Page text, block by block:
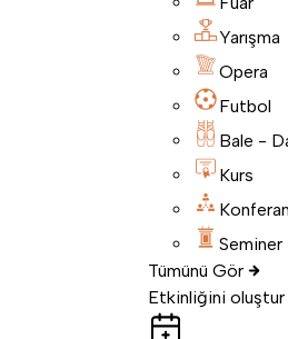
Yarışma
Opera
Futbol
Bale -
Kurs
Seminer
Tümünü Gör
Etkinliğini oluştur